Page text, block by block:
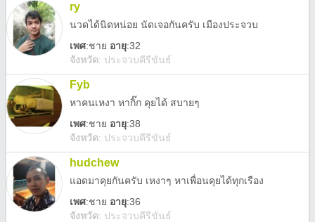
ry
นวดได้นิดหน่อย นัดเจอกันครับ เมืองประจวบ
เพศ:ชาย อายุ:32
จังหวัด: ประจวบคีรีขันธ์
Fyb
หาคนเหงา หากิ๊ก คุยได้ สบายๆ
เพศ:ชาย อายุ:38
จังหวัด: ประจวบคีรีขันธ์
hudchew
แอดมาคุยกันครับ เหงาๆ หาเพื่อนคุยได้ทุกเรือง
เพศ:ชาย อายุ:36
จังหวัด: ประจวบคีรีขันธ์